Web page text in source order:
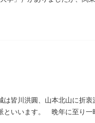
皆川洪圓、山本北山に折衷
いいます。 晩年に至り一